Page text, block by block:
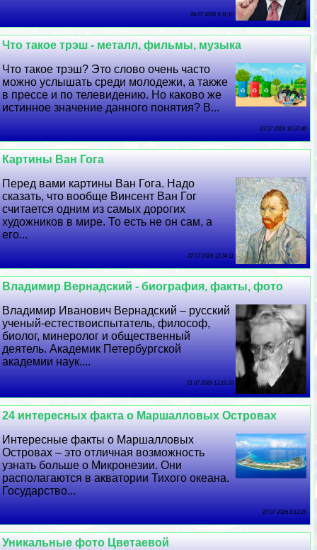
24 07 2026 9:11:10
Что такое трэш - металл, фильмы, музыка
Что такое трэш? Это слово очень часто
можно услышать среди молодежи, а также
в прессе и по телевидению. Но каково же
истинное значение данного понятия? В...
23 07 2026 10:37:48
Картины Ван Гога
Перед вами картины Ван Гога. Надо
сказать, что вообще Винсент Ван Гог
считается одним из самых дорогих
художников в мире. То есть не он сам, а
его...
22 07 2026 12:34:11
Владимир Вернадский - биография, факты, фото
Владимир Иванович Вернадский – русский
ученый-естествоиспытатель, философ,
биолог, минеролог и общественный
деятель. Академик Петербургской
академии наук....
21 07 2026 13:12:33
24 интересных факта о Маршалловых Островах
Интересные факты о Маршалловых
Островах – это отличная возможность
узнать больше о Микронезии. Они
располагаются в акватории Тихого океана.
Государство...
20 07 2026 8:13:26
Уникальные фото Цветаевой